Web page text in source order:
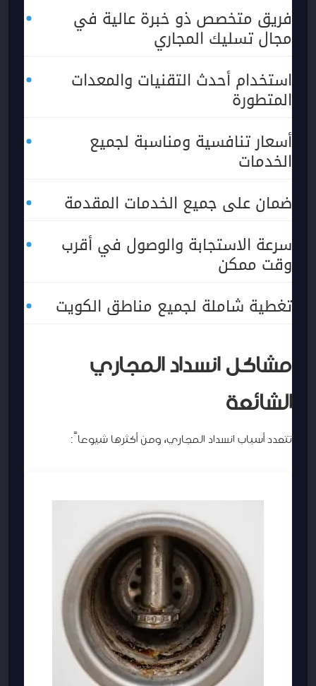
فريق متخصص ذو خبرة عالية في
مجال تسليك المجاري
استخدام أحدث التقنيات والمعدات
المتطورة
أسعار تنافسية ومناسبة لجميع
الخدمات
ضمان على جميع الخدمات المقدمة
سرعة الاستجابة والوصول في أقرب
وقت ممكن
تغطية شاملة لجميع مناطق الكويت
مشاكل انسداد المجاري
الشائعة
تتعدد أسباب انسداد المجاري، ومن أكثرها شيوعاً: